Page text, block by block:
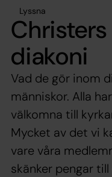
Lyssna
diakoni
Vad de gör inom
människor. Alla
välkomna till
Mycket av det vi
vare våra
skänker pengar